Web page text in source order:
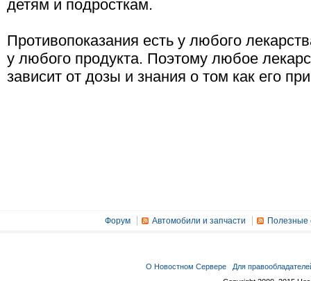
детям и подросткам.
Противопоказания есть у любого
у любого продукта. Поэтому любое
зависит от дозы и знания о том как его
Форум Автомобили и запчасти Полезные
О Новостном Сервере
Для